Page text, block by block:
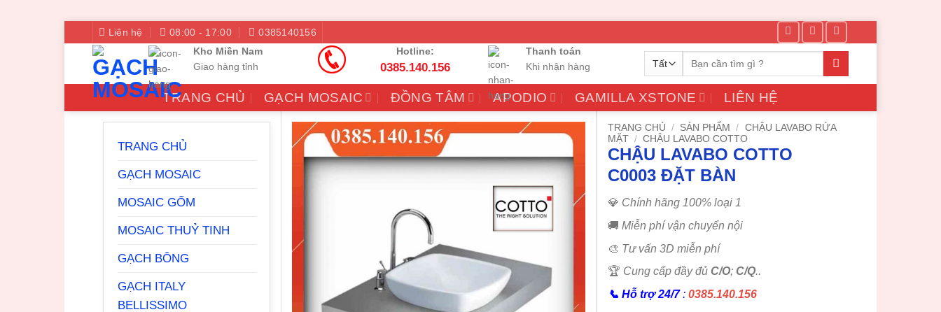
dung
Liên hệ 08:00 - 17:00
0385140156
Kho Miền Nam
Giao hàng tỉnh
Hotline:
0385.140.156
Thanh toán
Khi nhận hàng
Tìm
TRANG CHỦ GẠCH MOSAIC ĐỒNG TÂM APODIO GAMILLA XSTONE LIÊN HỆ
TRANG CHỦ
GẠCH MOSAIC
MOSAIC GỐM
MOSAIC THUỶ TINH
GẠCH BÔNG
GẠCH ITALY
BELLISSIMO
TRANG CHỦ / SẢN PHẨM / CHẬU LAVABO RỬA
MẶT / CHẬU LAVABO COTTO
CHẬU LAVABO COTTO
C0003 ĐẶT BÀN
💎 Chính hãng 100% loại 1
🚚 Miễn phí vận chuyển nội
🎨 Tư vấn 3D miễn phí
🏆 Cung cấp đầy đủ C/O; C/Q..
📞 Hỗ trợ 24/7: 0385.140.156